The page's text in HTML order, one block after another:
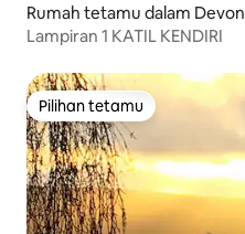
Rumah tetamu dalam Devon
Lampiran 1 KATIL KENDIRI
Pilihan tetamu
Pilihan tetamu